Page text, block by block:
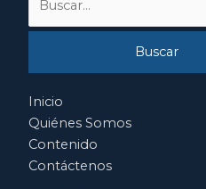
por:
Inicio
Quiénes Somos
Contenido
Contáctenos